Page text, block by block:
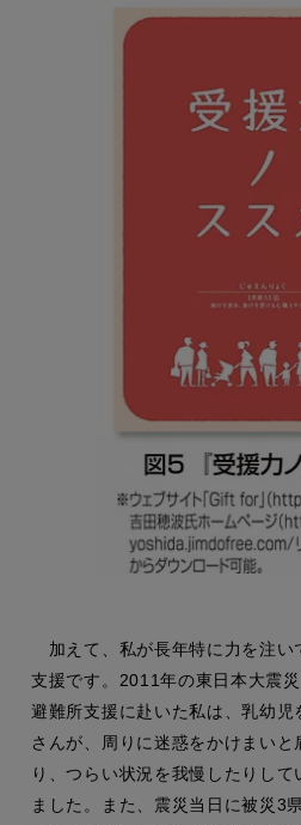
加えて、私が長年特に力を注い
支援です。2011年の東日本大震
避難所支援に赴いた私は、乳幼
さんが、周りに迷惑をかけまいと
り、つらい状況を我慢したりし
ました。また、震災当日に被災3